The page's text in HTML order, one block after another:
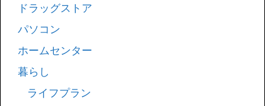
ドラッグストア
パソコン
ホームセンター
暮らし
ライフプラン